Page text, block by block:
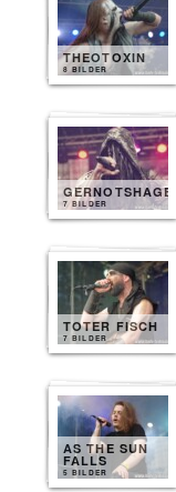
THEOTOXIN
8 BILDER
GERNOTSHAGEN
7 BILDER
TOTER FISCH
7 BILDER
AS THE SUN
FALLS
5 BILDER